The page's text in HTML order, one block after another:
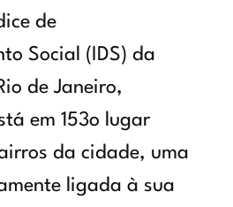
de
Social (IDS) da
de Janeiro,
em 153o lugar
da cidade, uma
ligada à sua